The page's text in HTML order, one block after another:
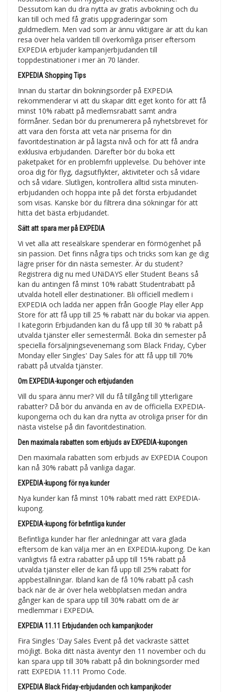
Dessutom kan du dra nytta av gratis avbokning och du
kan till och med få gratis uppgraderingar som
guldmedlem. Men vad som är ännu viktigare är att du kan
resa över hela världen till överkomliga priser eftersom
EXPEDIA erbjuder kampanjerbjudanden till
toppdestinationer i mer än 70 länder.
EXPEDIA Shopping Tips
Innan du startar din bokningsorder på EXPEDIA
rekommenderar vi att du skapar ditt eget konto för att få
minst 10% rabatt på medlemsrabatt samt andra
förmåner. Sedan bör du prenumerera på nyhetsbrevet för
att vara den första att veta när priserna för din
favoritdestination är på lägsta nivå och för att få andra
exklusiva erbjudanden. Därefter bör du boka ett
paketpaket för en problemfri upplevelse. Du behöver inte
oroa dig för flyg, dagsutflykter, aktiviteter och så vidare
och så vidare. Slutligen, kontrollera alltid sista minuten-
erbjudanden och hoppa inte på det första erbjudandet
som visas. Kanske bör du filtrera dina sökningar för att
hitta det bästa erbjudandet.
Sätt att spara mer på EXPEDIA
Vi vet alla att reseälskare spenderar en förmögenhet på
sin passion. Det finns några tips och tricks som kan ge dig
lägre priser för din nästa semester. Är du student?
Registrera dig nu med UNiDAYS eller Student Beans så
kan du antingen få minst 10% rabatt Studentrabatt på
utvalda hotell eller destinationer. Bli officiell medlem i
EXPEDIA och ladda ner appen från Google Play eller App
Store för att få upp till 25 % rabatt när du bokar via appen.
I kategorin Erbjudanden kan du få upp till 30 % rabatt på
utvalda tjänster eller semestermål. Boka din semester på
speciella försäljningsevenemang som Black Friday, Cyber
Monday eller Singles' Day Sales för att få upp till 70%
rabatt på utvalda tjänster.
Om EXPEDIA-kuponger och erbjudanden
Vill du spara ännu mer? Vill du få tillgång till ytterligare
rabatter? Då bör du använda en av de officiella EXPEDIA-
kupongerna och du kan dra nytta av otroliga priser för din
nästa vistelse på din favoritdestination.
Den maximala rabatten som erbjuds av EXPEDIA-kupongen
Den maximala rabatten som erbjuds av EXPEDIA Coupon
kan nå 30% rabatt på vanliga dagar.
EXPEDIA-kupong för nya kunder
Nya kunder kan få minst 10% rabatt med rätt EXPEDIA-
kupong.
EXPEDIA-kupong för befintliga kunder
Befintliga kunder har fler anledningar att vara glada
eftersom de kan välja mer än en EXPEDIA-kupong. De kan
vanligtvis få extra rabatter på upp till 15% rabatt på
utvalda tjänster eller de kan få upp till 25% rabatt för
appbeställningar. Ibland kan de få 10% rabatt på cash
back när de är över hela webbplatsen medan andra
gånger kan de spara upp till 30% rabatt om de är
medlemmar i EXPEDIA.
EXPEDIA 11.11 Erbjudanden och kampanjkoder
Fira Singles 'Day Sales Event på det vackraste sättet
möjligt. Boka ditt nästa äventyr den 11 november och du
kan spara upp till 30% rabatt på din bokningsorder med
rätt EXPEDIA 11.11 Promo Code.
EXPEDIA Black Friday-erbjudanden och kampanjkoder